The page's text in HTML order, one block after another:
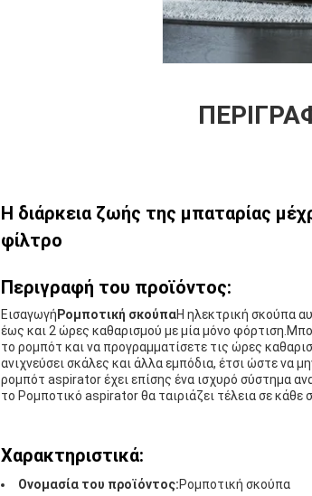
Η διάρκεια ζωής της μπαταρίας
φίλτρο
Περιγραφή του προϊόντος:
Εισαγωγή Ρομποτική σκούπαΗ ηλεκτρική σκούπα
έως και 2 ώρες καθαρισμού με μία μόνο
το ρομπότ και να προγραμματίσετε τις ώρες
ανιχνεύσει σκάλες και άλλα εμπόδια, έτσι ώστε να
ρομπότ aspirator έχει επίσης ένα ισχυρό σύστημα
το Ρομποτικό aspirator θα ταιριάζει τέλεια σε κάθε
Χαρακτηριστικά:
Ονομασία του προϊόντος:Ρομποτική σκούπα